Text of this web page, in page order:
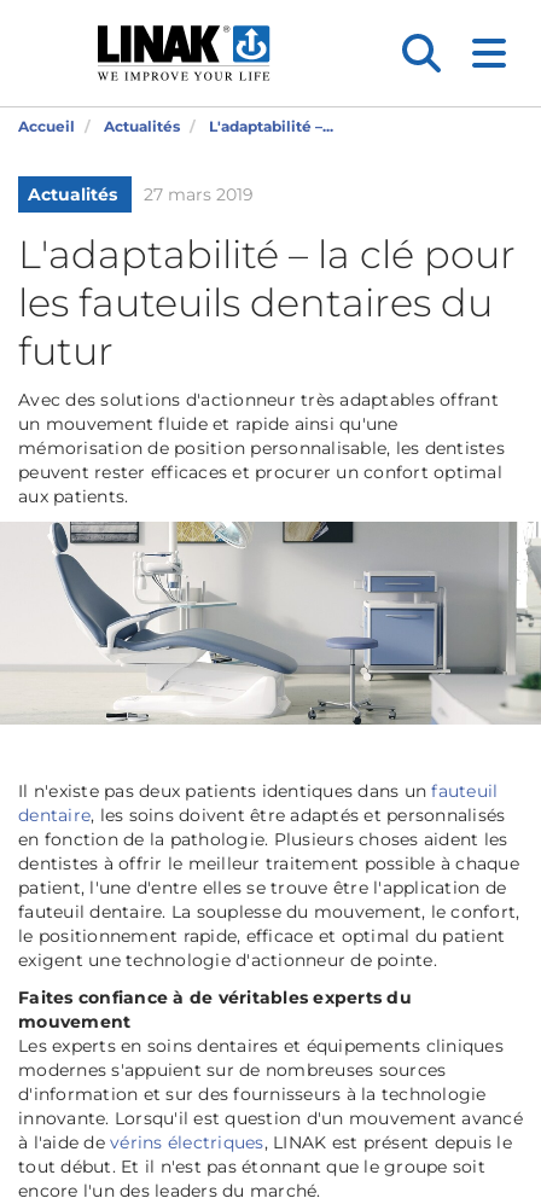
Accueil Actualités L'adaptabilité –...
Actualités 27 mars 2019
L'adaptabilité – la clé pour
les fauteuils dentaires du
futur
Avec des solutions d'actionneur très adaptables offrant
un mouvement fluide et rapide ainsi qu'une
mémorisation de position personnalisable, les dentistes
peuvent rester efficaces et procurer un confort optimal
aux patients.
Il n'existe pas deux patients identiques dans unfauteuil
dentaire, les soins doivent être adaptés et personnalisés
en fonction de la pathologie. Plusieurs choses aident les
dentistes à offrir le meilleur traitement possible à chaque
patient, l'une d'entre elles se trouve être l'application de
fauteuil dentaire. La souplesse du mouvement, le confort,
le positionnement rapide, efficace et optimal du patient
exigent une technologie d'actionneur de pointe.
Faites confiance à de véritables experts du
mouvement
Les experts en soins dentaires et équipements cliniques
modernes s'appuient sur de nombreuses sources
d'information et sur des fournisseurs à la technologie
innovante. Lorsqu'il est question d'un mouvement avancé
à l'aide de vérins électriques, LINAK est présent depuis le
tout début. Et il n'est pas étonnant que le groupe soit
encore l'un des leaders du marché.